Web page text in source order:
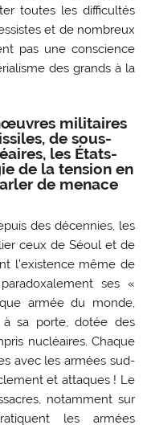
toutes les difficultés
et de nombreux
pas une conscience
des grands à la
militaires
de sous-
les États-
de la tension en
de menace
des décennies, les
ceux de Séoul et de
l’existence même de
ses «
armée du monde,
à sa porte, dotée des
nucléaires. Chaque
avec les armées sud-
et attaques ! Le
notamment sur
les armées